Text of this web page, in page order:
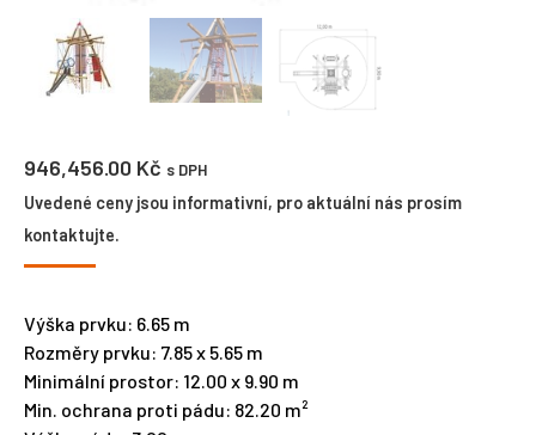
946,456.00 Kč s DPH
Uvedené ceny jsou informativní, pro aktuální nás prosím
kontaktujte.
Výška prvku: 6.65 m
Rozměry prvku: 7.85 x 5.65 m
Minimální prostor: 12.00 x 9.90 m
Min. ochrana proti pádu: 82.20 m²